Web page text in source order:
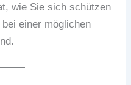
wie Sie sich schützen
einer möglichen